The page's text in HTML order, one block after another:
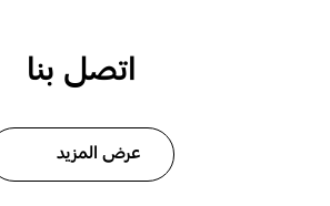
اتصل بنا
عرض المزيد